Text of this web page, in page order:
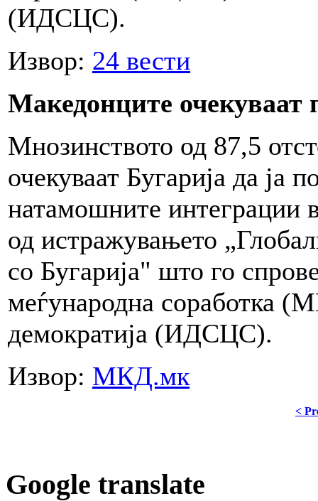
(ИДСЦС).
Извор: 24 вести
Македонците очекуваат
Мнозинството од 87,5
очекуваат Бугарија да ја
натамошните интеграции
од истражувањето
со Бугарија" што го
меѓународна соработка
демократија (ИДСЦС).
Извор: МКД.мк
<
Google translate